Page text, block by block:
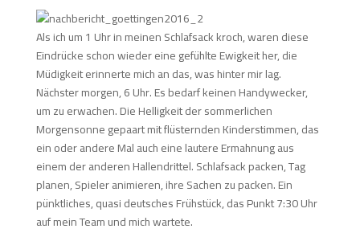
Als ich um 1 Uhr in meinen Schlafsack kroch, waren diese
Eindrücke schon wieder eine gefühlte Ewigkeit her, die
Müdigkeit erinnerte mich an das, was hinter mir lag.
Nächster morgen, 6 Uhr. Es bedarf keinen Handywecker,
um zu erwachen. Die Helligkeit der sommerlichen
Morgensonne gepaart mit flüsternden Kinderstimmen, das
ein oder andere Mal auch eine lautere Ermahnung aus
einem der anderen Hallendrittel. Schlafsack packen, Tag
planen, Spieler animieren, ihre Sachen zu packen. Ein
pünktliches, quasi deutsches Frühstück, das Punkt 7:30 Uhr
auf mein Team und mich wartete.